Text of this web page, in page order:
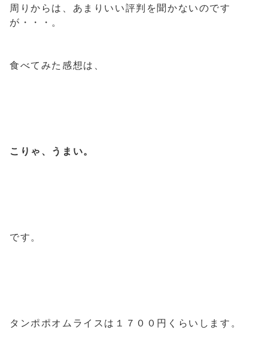
周りからは、あまりいい評判を聞かないのです
が・・・。
食べてみた感想は、
こりゃ、うまい。
です。
タンポポオムライスは１７００円くらいします。